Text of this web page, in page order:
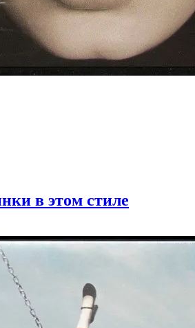
в этом стиле